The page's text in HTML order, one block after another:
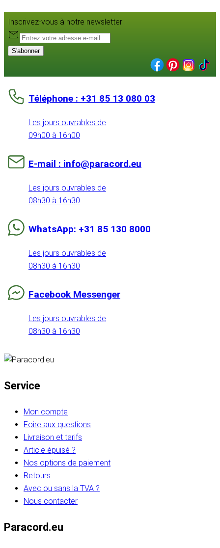
Inscrivez-vous à notre newsletter :
S'abonner
Téléphone : +31 85 13 080 03
Les jours ouvrables de
09h00 à 16h00
E-mail : info@paracord.eu
Les jours ouvrables de
08h30 à 16h30
WhatsApp: +31 85 130 8000
Les jours ouvrables de
08h30 à 16h30
Facebook Messenger
Les jours ouvrables de
08h30 à 16h30
Service
Mon compte
Foire aux questions
Livraison et tarifs
Article épuisé ?
Nos options de paiement
Retours
Avec ou sans la TVA ?
Nous contacter
Paracord.eu